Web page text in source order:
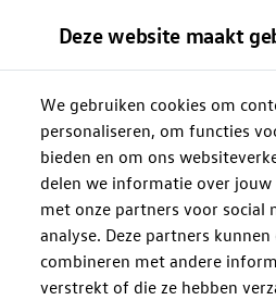
Deze website maakt
We gebruiken cookies om
personaliseren, om functies
bieden en om ons
delen we informatie over
met onze partners voor social
analyse. Deze partners kunnen
combineren met andere
verstrekt of die ze hebben